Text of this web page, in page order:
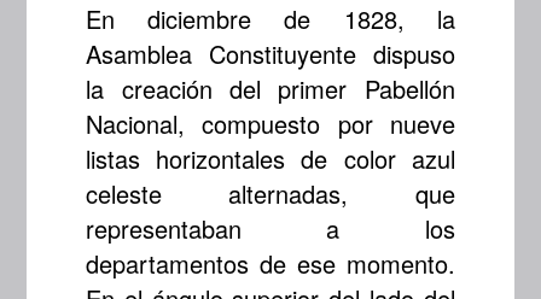
En diciembre de 1828, la
Asamblea Constituyente dispuso
la creación del primer Pabellón
Nacional, compuesto por nueve
listas horizontales de color azul
celeste alternadas, que
representaban a los
departamentos de ese momento.